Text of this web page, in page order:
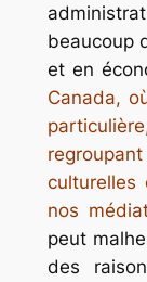
beaucoup
et en
Canada,
culturelles
nos
peut
des